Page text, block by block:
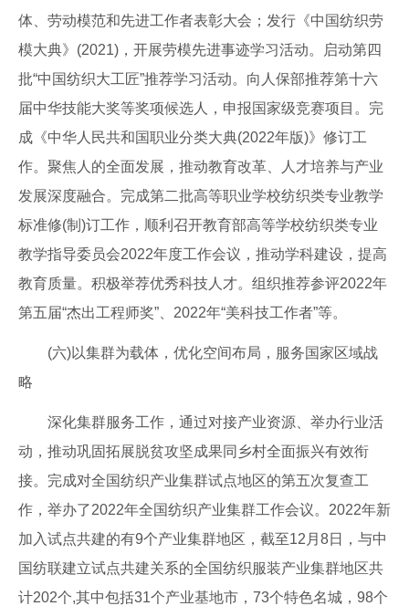
体、劳动模范和先进工作者表彰大会；发行《中国纺织劳
模大典》(2021)，开展劳模先进事迹学习活动。启动第四
批“中国纺织大工匠”推荐学习活动。向人保部推荐第十六
届中华技能大奖等奖项候选人，申报国家级竞赛项目。完
成《中华人民共和国职业分类大典(2022年版)》修订工
作。聚焦人的全面发展，推动教育改革、人才培养与产业
发展深度融合。完成第二批高等职业学校纺织类专业教学
标准修(制)订工作，顺利召开教育部高等学校纺织类专业
教学指导委员会2022年度工作会议，推动学科建设，提高
教育质量。积极举荐优秀科技人才。组织推荐参评2022年
第五届“杰出工程师奖”、2022年“美科技工作者”等。
(六)以集群为载体，优化空间布局，服务国家区域战
略
深化集群服务工作，通过对接产业资源、举办行业活
动，推动巩固拓展脱贫攻坚成果同乡村全面振兴有效衔
接。完成对全国纺织产业集群试点地区的第五次复查工
作，举办了2022年全国纺织产业集群工作会议。2022年新
加入试点共建的有9个产业集群地区，截至12月8日，与中
国纺联建立试点共建关系的全国纺织服装产业集群地区共
计202个,其中包括31个产业基地市，73个特色名城，98个